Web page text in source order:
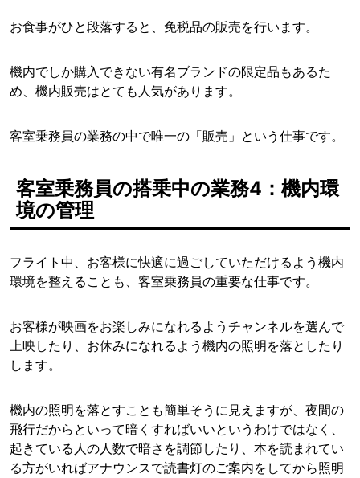
お食事がひと段落すると、免税品の販売を行います。
機内でしか購入できない有名ブランドの限定品もあるた
め、機内販売はとても人気があります。
客室乗務員の業務の中で唯一の「販売」という仕事です。
客室乗務員の搭乗中の業務4：機内環
境の管理
フライト中、お客様に快適に過ごしていただけるよう機内
環境を整えることも、客室乗務員の重要な仕事です。
お客様が映画をお楽しみになれるようチャンネルを選んで
上映したり、お休みになれるよう機内の照明を落としたり
します。
機内の照明を落とすことも簡単そうに見えますが、夜間の
飛行だからといって暗くすればいいというわけではなく、
起きている人の人数で暗さを調節したり、本を読まれてい
る方がいればアナウンスで読書灯のご案内をしてから照明